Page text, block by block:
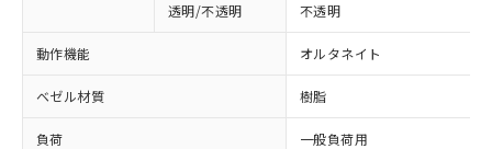
透明/不透明 不透明
動作機能 オルタネイト
ベゼル材質 樹脂
負荷 一般負荷用